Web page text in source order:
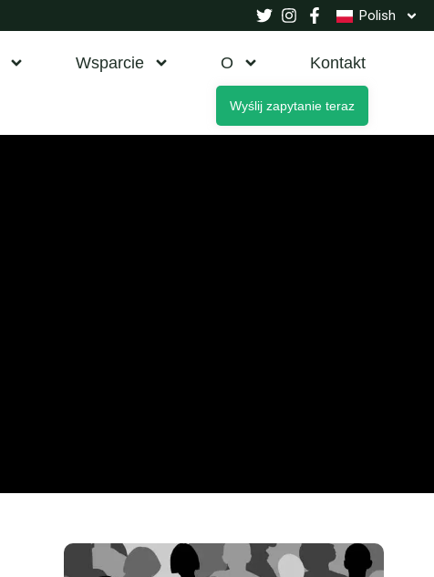
Polish
Wsparcie O Kontakt
Wyślij zapytanie teraz